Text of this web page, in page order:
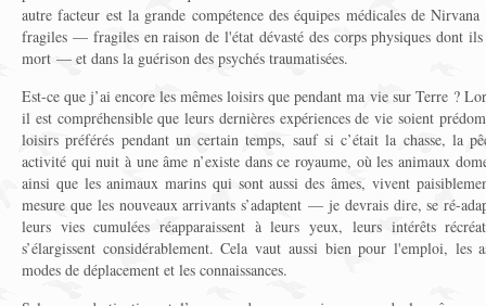
autre facteur est la grande compétence des équipes médicales de
fragiles — fragiles en raison de l'état dévasté des corps physiques dont
mort — et dans la guérison des psychés traumatisées.
Est-ce que j’ai encore les mêmes loisirs que pendant ma vie sur Terre ?
il est compréhensible que leurs dernières expériences de vie soient
loisirs préférés pendant un certain temps, sauf si c’était la chasse, la
activité qui nuit à une âme n’existe dans ce royaume, où les animaux
ainsi que les animaux marins qui sont aussi des âmes, vivent
mesure que les nouveaux arrivants s’adaptent — ​​je devrais dire, se ré-
leurs vies cumulées réapparaissent à leurs yeux, leurs intérêts
s’élargissent considérablement. Cela vaut aussi bien pour l'emploi, les
modes de déplacement et les connaissances.